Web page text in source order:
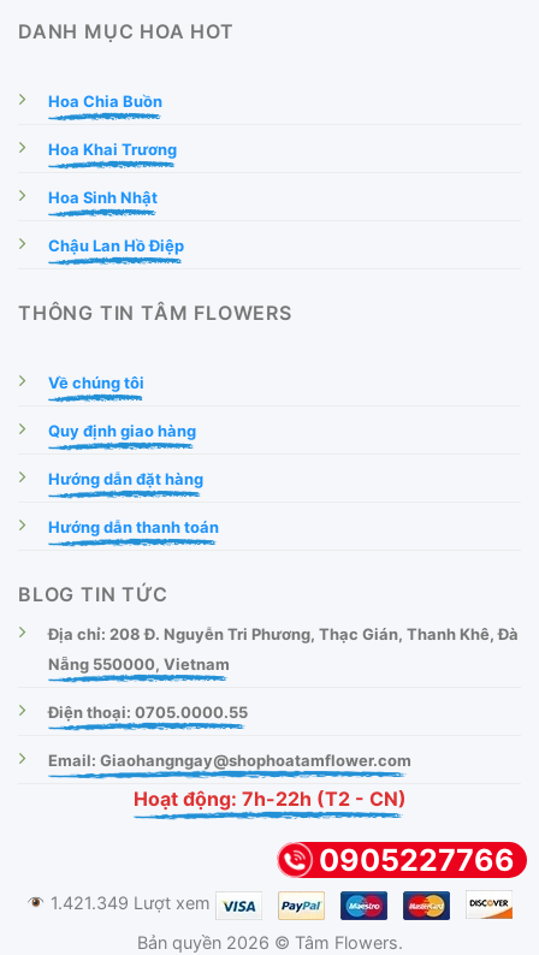
DANH MỤC HOA HOT
Hoa Chia Buồn
Hoa Khai Trương
Hoa Sinh Nhật
Chậu Lan Hồ Điệp
THÔNG TIN TÂM FLOWERS
Về chúng tôi
Quy định giao hàng
Hướng dẫn đặt hàng
Hướng dẫn thanh toán
BLOG TIN TỨC
Địa chỉ: 208 Đ. Nguyễn Tri Phương, Thạc Gián, Thanh Khê, Đà
Nẵng 550000, Vietnam
Điện thoại: 0705.0000.55
Email: Giaohangngay@shophoatamflower.com
Hoạt động: 7h-22h (T2 - CN)
1.421.349 Lượt xem
Bản quyền 2026 © Tâm Flowers.
0905227766